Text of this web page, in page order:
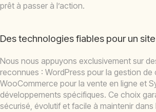
prêt à passer à l’action.
Des technologies fiables pour un
Nous nous appuyons exclusivement sur
reconnues : WordPress pour la gestion de
WooCommerce pour la vente en ligne et
développements spécifiques. Ce choix
sécurisé, évolutif et facile à maintenir dans